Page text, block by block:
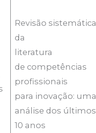
Revisão sistemática
da
literatura
de competências
profissionais
para inovação: uma
análise dos últimos
10 anos